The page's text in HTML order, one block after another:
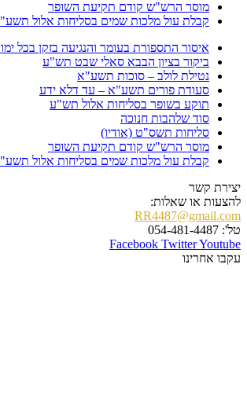
מוסר הרש"ש קודם תקיעת השופר
קבלת עול מלכות שמים בסליחות אלול
איסור התספורת בעומר והנגיעה בזקן בכל
ביקור בציון הבבא סאלי שבט תש"ע
נטילת לולב – סוכות תשע"א
סעודת פורים תשע"א – עד דלא ידע
תוקע בשופר בסליחות אלול תש"ע
סוד שלהבות חנוכה
סליחות תשס"ט (אודיו)
מוסר הרש"ש קודם תקיעת השופר
קבלת עול מלכות שמים בסליחות אלול
יצירת קשר
להצעות או שאלות:
RR4487@gmail.com
טל': 054-481-4487
Facebook TwitterYoutube
עקבו אחרינו